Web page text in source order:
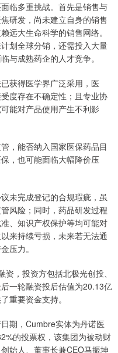
临多重挑战。首先是销售与
研发，尚未建立自身的销售
远大生命科学的销售网络。
划全球分销，还需投入大量
与成熟药企的人才竞争。
获得医学界广泛采用，医
度存在不确定性；且专业协
能对产品使用产生不利影
能否纳入国家医保药品目
，也可能面临大幅降价压
未完成登记的合规瑕疵，虽
风险；同时，药品研发过程
、知识产权保护等均可能对
来持续亏损，未来若无法通
压力。
，投资方包括北极光创投、
一轮融资投后估值为20.13亿
重要资金支持。
期，Cumbre实体为丹诺医
的投票权，该集团为被动财
始人、董事长兼CEO马振坤